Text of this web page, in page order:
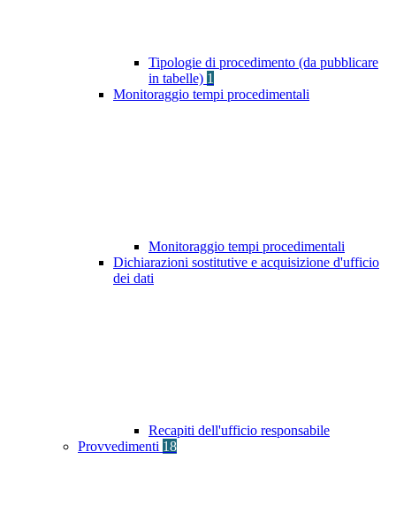
Tipologie di procedimento (da pubblicare
in tabelle) 1
Monitoraggio tempi procedimentali
Monitoraggio tempi procedimentali
Dichiarazioni sostitutive e acquisizione d'ufficio
dei dati
Recapiti dell'ufficio responsabile
Provvedimenti 18